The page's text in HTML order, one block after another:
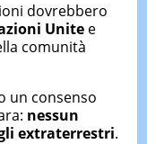
dovrebbero
Unitee
comunità
un consenso
nessun
extraterrestri.